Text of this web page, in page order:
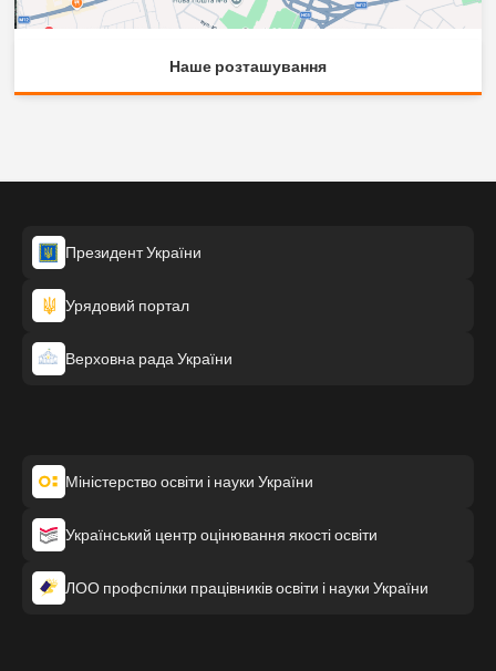
Наше розташування
Президент України
Урядовий портал
Верховна рада України
Міністерство освіти і науки України
Український центр оцінювання якості освіти
ЛОО профспілки працівників освіти і науки України